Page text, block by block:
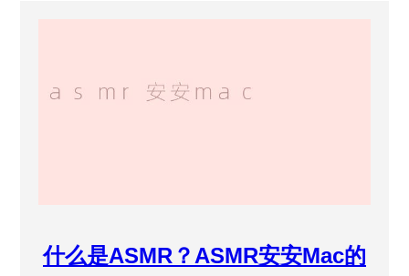
什么是ASMR？ASMR安安Mac的